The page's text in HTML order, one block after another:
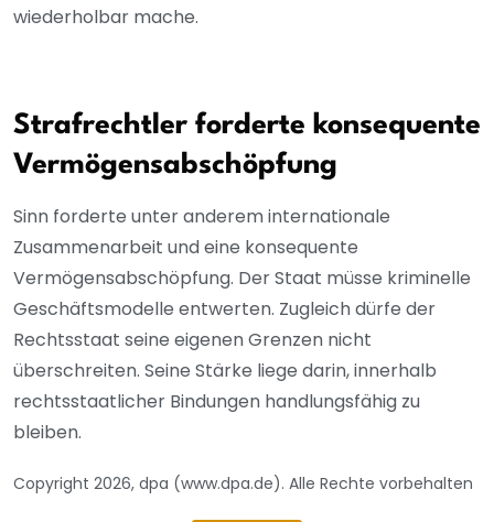
wiederholbar mache.
Strafrechtler forderte konsequente
Vermögensabschöpfung
Sinn forderte unter anderem internationale
Zusammenarbeit und eine konsequente
Vermögensabschöpfung. Der Staat müsse kriminelle
Geschäftsmodelle entwerten. Zugleich dürfe der
Rechtsstaat seine eigenen Grenzen nicht
überschreiten. Seine Stärke liege darin, innerhalb
rechtsstaatlicher Bindungen handlungsfähig zu
bleiben.
Copyright 2026, dpa (www.dpa.de). Alle Rechte vorbehalten